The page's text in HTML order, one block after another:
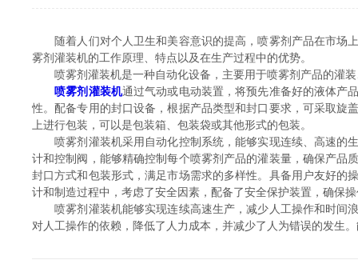
随着人们对个人卫生和美容意识的提高，喷雾剂产品在市场上
雾剂灌装机的工作原理、特点以及在生产过程中的优势。
喷雾剂灌装机是一种自动化设备，主要用于喷雾剂产品的灌装
喷雾剂灌装机通过气动或电动装置，将预先准备好的液体产
性。配备专用的封口设备，根据产品类型和封口要求，可采取旋
上进行包装，可以是包装箱、包装袋或其他形式的包装。
喷雾剂灌装机采用自动化控制系统，能够实现连续、高速的生
计和控制阀，能够精确控制每个喷雾剂产品的灌装量，确保产品
封口方式和包装形式，满足市场需求的多样性。具备用户友好的
计和制造过程中，考虑了安全因素，配备了安全保护装置，确保
喷雾剂灌装机能够实现连续高速生产，减少人工操作和时间浪
对人工操作的依赖，降低了人力成本，并减少了人为错误的发生